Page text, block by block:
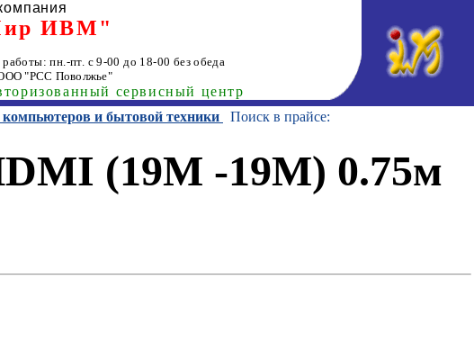
ИВМ"
пн.-пт. с 9-00 до 18-00 без обеда
"РСС Поволжье"
сервисный центр
и бытовой техники Поиск в прайсе:
(19M -19M) 0.75м